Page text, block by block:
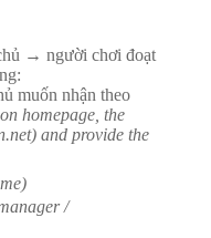
→ người chơi đoạt
muốn nhận theo
homepage, the
and provide the
/